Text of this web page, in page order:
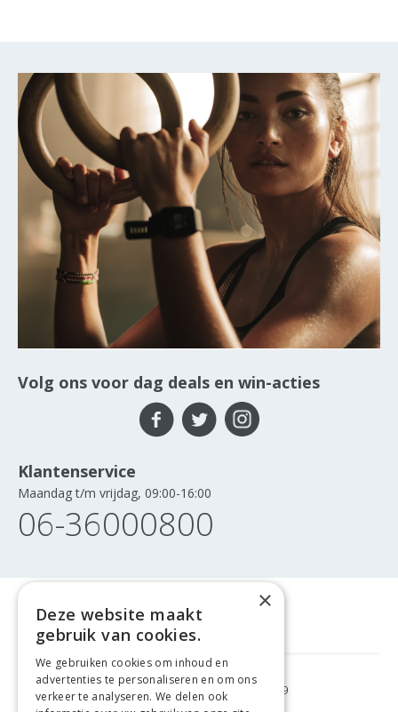
Volg ons voor dag deals en win-acties
Klantenservice
Maandag t/m vrijdag, 09:00-16:00
06-36000800
GRATIS VERZENDING VANAF €99
×
Deze website maakt
gebruik van cookies.
We gebruiken cookies om inhoud en
advertenties te personaliseren en om ons
verkeer te analyseren. We delen ook